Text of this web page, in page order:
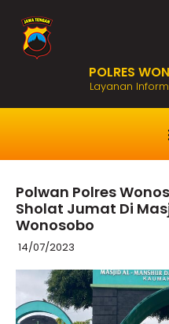
POLRES
Layanan
Polwan Polres
Sholat Jumat Di
Wonosobo
14/07/2023